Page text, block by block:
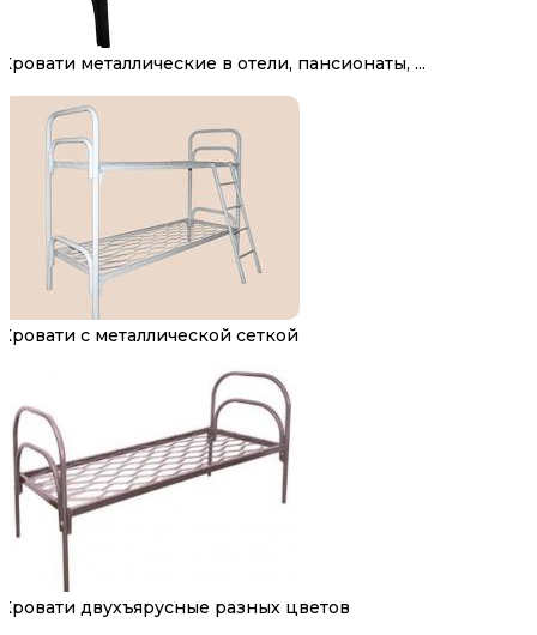
Кровати металлические в отели, пансионаты, ...
Кровати с металлической сеткой
Кровати двухъярусные разных цветов